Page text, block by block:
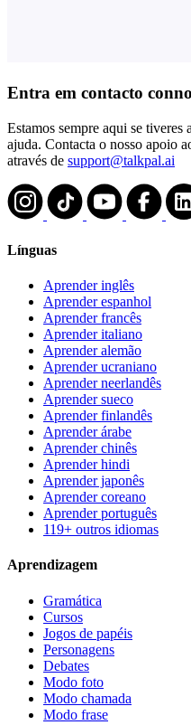
Entra em contacto
Estamos sempre aqui se
ajuda. Contacta o nosso apoio
através de support@talkpal.ai
Línguas
Aprender inglês
Aprender espanhol
Aprender francês
Aprender italiano
Aprender alemão
Aprender ucraniano
Aprender neerlandês
Aprender sueco
Aprender finlandês
Aprender árabe
Aprender chinês
Aprender hindi
Aprender japonês
Aprender coreano
Aprender português
119+ outros idiomas
Aprendizagem
Gramática
Cursos
Jogos de papéis
Personagens
Debates
Modo foto
Modo chamada
Modo frase